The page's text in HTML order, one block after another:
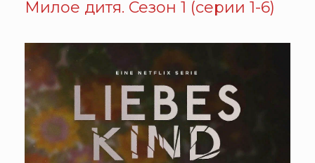
Милое дитя. Сезон 1 (серии 1-6)